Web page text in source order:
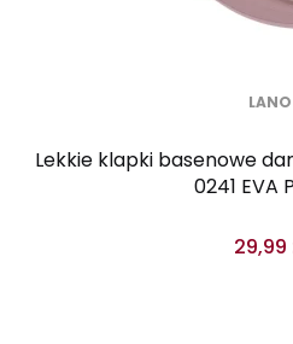
LANO
Lekkie klapki basenowe
0241 EVA
29,99